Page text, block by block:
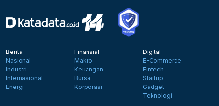
Berita
Nasional
Industri
Internasional
Energi
Finansial
Makro
Keuangan
Bursa
Korporasi
Digital
E-Commerce
Fintech
Startup
Gadget
Teknologi